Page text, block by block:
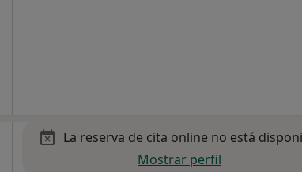
La reserva de cita online no está
Mostrar perfil